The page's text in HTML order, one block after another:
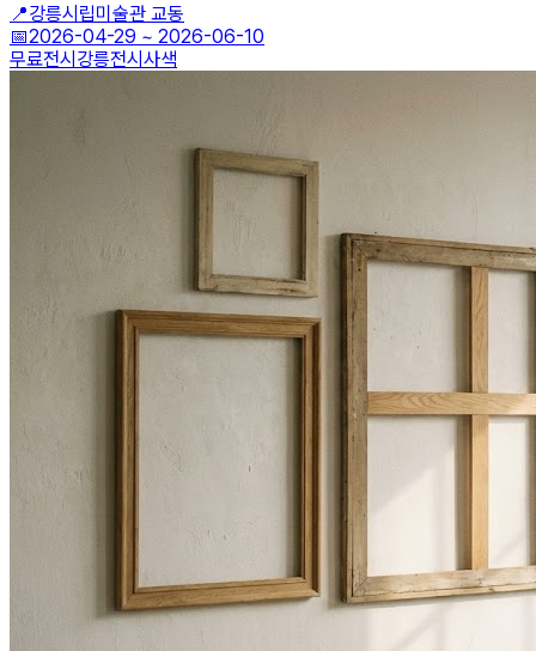
📍강릉시립미술관 교동
📅2026-04-29 ~ 2026-06-10
무료전시 강릉전시 사색